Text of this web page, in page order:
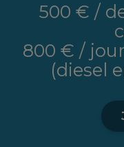
500 € /
800 € /
(diesel